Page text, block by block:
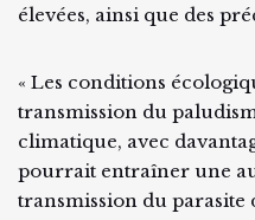
élevées, ainsi que des
« Les conditions
transmission du
climatique, avec
pourrait entraîner une
transmission du parasite